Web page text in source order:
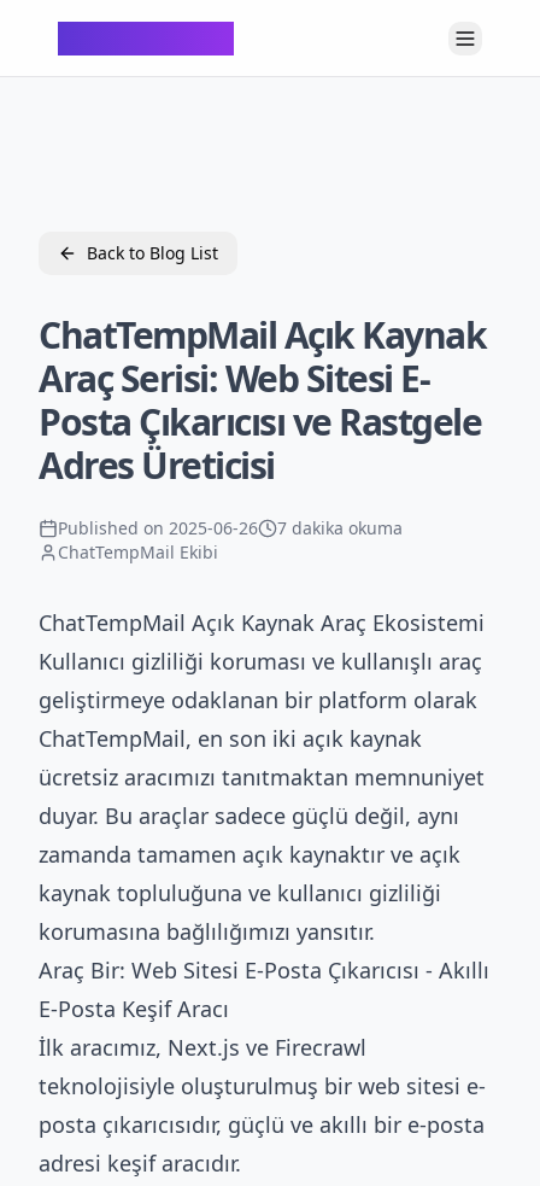
Back to Blog List
ChatTempMail Açık Kaynak
Araç Serisi: Web Sitesi E-
Posta Çıkarıcısı ve Rastgele
Adres Üreticisi
Published on 2025-06-26
7 dakika okuma
ChatTempMail Ekibi
ChatTempMail Açık Kaynak Araç Ekosistemi
Kullanıcı gizliliği koruması ve kullanışlı araç
geliştirmeye odaklanan bir platform olarak
ChatTempMail, en son iki açık kaynak
ücretsiz aracımızı tanıtmaktan memnuniyet
duyar. Bu araçlar sadece güçlü değil, aynı
zamanda tamamen açık kaynaktır ve açık
kaynak topluluğuna ve kullanıcı gizliliği
korumasına bağlılığımızı yansıtır.
Araç Bir: Web Sitesi E-Posta Çıkarıcısı - Akıllı
E-Posta Keşif Aracı
İlk aracımız, Next.js ve Firecrawl
teknolojisiyle oluşturulmuş bir web sitesi e-
posta çıkarıcısıdır, güçlü ve akıllı bir e-posta
adresi keşif aracıdır.